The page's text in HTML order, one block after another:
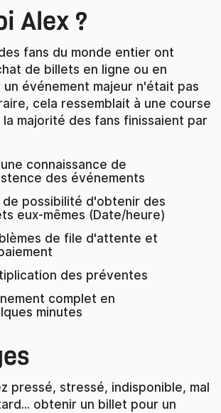
Alex ?
fans du monde entier ont
de billets en ligne ou en
événement majeur n'était pas
cela ressemblait à une course
majorité des fans finissaient par
connaissance de
des événements
de possibilité d'obtenir des
eux-mêmes (Date/heure)
de file d'attente et
des préventes
complet en
minutes
pressé, stressé, indisponible, mal
obtenir un billet pour un